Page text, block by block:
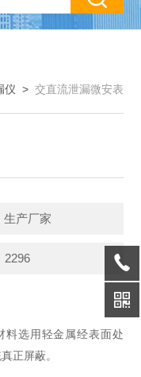
仪 > 交直流泄漏微安表
生产厂家
料选用轻金属经表面处
正屏蔽。